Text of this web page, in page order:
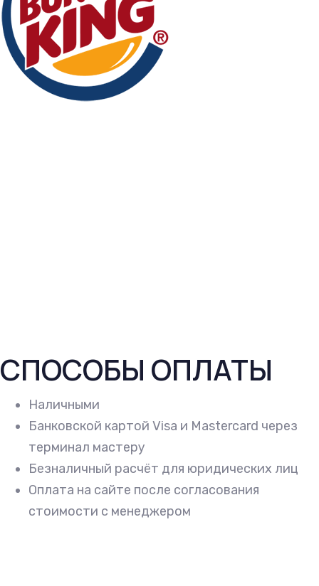
СПОСОБЫ ОПЛАТЫ
Наличными
Банковской картой Visa и Mastercard через
терминал мастеру
Безналичный расчёт для юридических лиц
Оплата на сайте после согласования
стоимости с менеджером